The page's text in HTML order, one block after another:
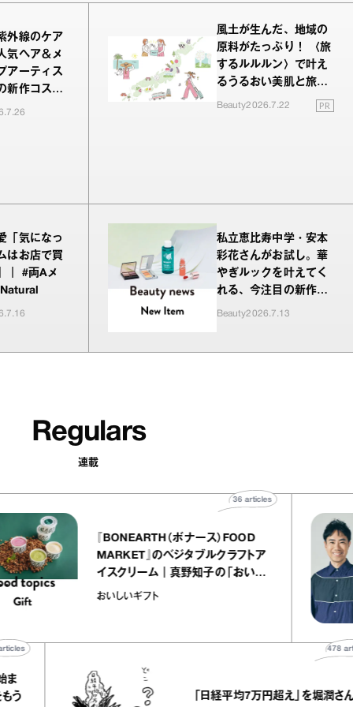
外線のケア
気ヘア＆メ
アーティス
新作コスメ
ビュー
風土が生んだ、地域の
原料がたっぷり！ 〈旅
するルルルン〉で叶え
るうるおい美肌と旅の
余韻
Beauty2026.7.22 PR
「気になっ
はお店で買
｜ #両Aメ
私立恵比寿中学・安本
彩花さんがお試し。華
やぎルックを叶えてく
れる、今注目の新作コ
スメ
Beauty2026.7.13
Regulars
連載
『BONEARTH（ボナース）FOOD
MARKET』のベジタブルクラフトア
イスクリーム｜真野知子の「おいし
いギフト」
おいしいギフト
「日経平均7万円超え」を堀潤さんが
articles